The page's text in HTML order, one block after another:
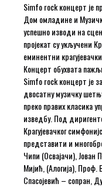
Simfo rock концерт је
Дом омладине и
успешно изводи на
пројекат су укључени
еминентни
Концерт обухвата
Simfo rock концерт је
двосатну музичку
преко правих класика
изведбу. Под
Крагујевачког
представити и
Чипи (Освајачи),
Мијић, (Алогија),
Спасојевић – сопран,